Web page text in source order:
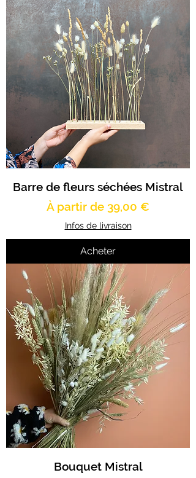
Barre de fleurs séchées Mistral
À partir de 39,00 €
Prix promotionnel
Infos de livraison
Acheter
Bouquet Mistral